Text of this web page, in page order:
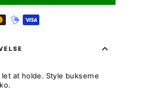
at holde. Style bukserne